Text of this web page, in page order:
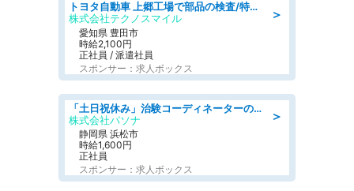
＞
トヨタ自動車 上郷工場で部品の検査/特典168万/tutumi
株式会社テクノスマイル
愛知県 豊田市
時給2,100円
正社員 / 派遣社員
スポンサー：求人ボックス
＞
「土日祝休み」治験コーディネーターのお仕事/未経験OK
株式会社パソナ
静岡県 浜松市
時給1,600円
正社員
スポンサー：求人ボックス